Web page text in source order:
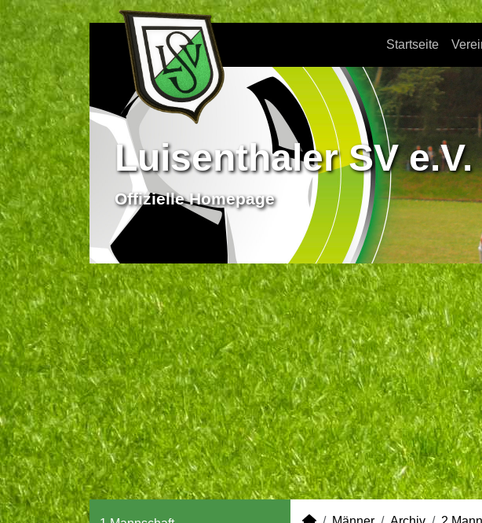
Startseite
Luisenthaler SV e.V.
Offizielle Homepage